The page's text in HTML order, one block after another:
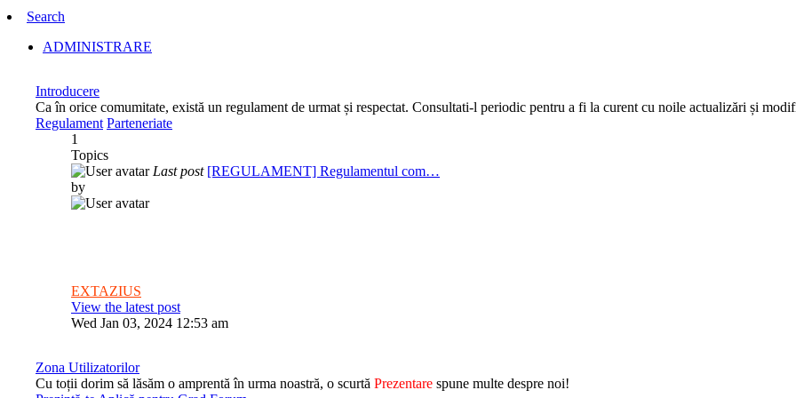
Search
ADMINISTRARE
Introducere
Ca în orice comumitate, există un regulament de urmat și respectat. Consultati-l periodic pentru a fi la curent cu noile actualizări și
Regulament Parteneriate
1
Topics
Last post [REGULAMENT] Regulamentul com…
by
EXTAZIUS
View the latest post
Wed Jan 03, 2024 12:53 am
Zona Utilizatorilor
Cu toții dorim să lăsăm o amprentă în urma noastră, o scurtă Prezentare spune multe despre noi!